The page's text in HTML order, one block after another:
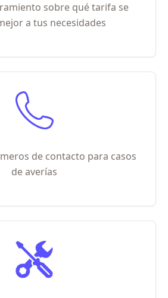
sobre qué tarifa se
a tus necesidades
de contacto para casos
de averías